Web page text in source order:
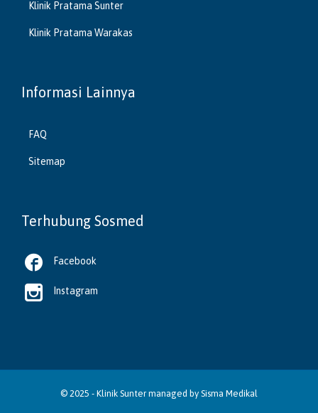
Klinik Pratama Sunter
Klinik Pratama Warakas
Informasi Lainnya
FAQ
Sitemap
Terhubung Sosmed
 Facebook
 Instagram
© 2025 - Klinik Suntermanaged by Sisma Medikal